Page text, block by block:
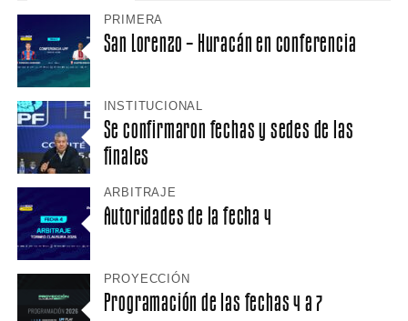
PRIMERA
San Lorenzo – Huracán en conferencia
INSTITUCIONAL
Se confirmaron fechas y sedes de las
finales
ARBITRAJE
Autoridades de la fecha 4
PROYECCIÓN
Programación de las fechas 4 a 7